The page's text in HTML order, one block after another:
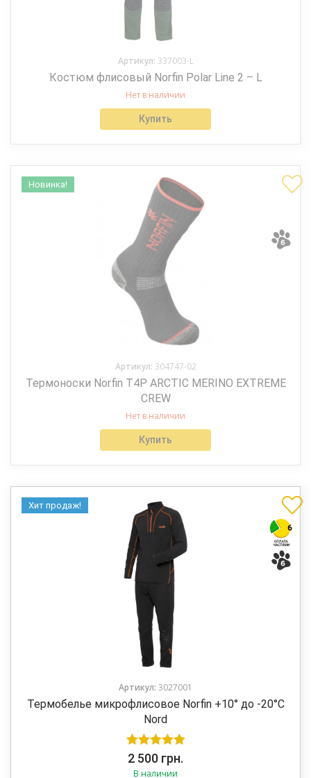
Артикул: 337003-L
Костюм флисовый Norfin Polar Line 2 – L
Нет в наличии
Купить
Новинка!
Артикул: 304747-02
Термоноски Norfin T4P ARCTIC MERINO EXTREME
CREW
Нет в наличии
Купить
Хит продаж!
Артикул: 3027001
Термобелье микрофлисовое Norfin +10° до -20°C
Nord
Оценка5.00
из 5
2 500 грн.
В наличии